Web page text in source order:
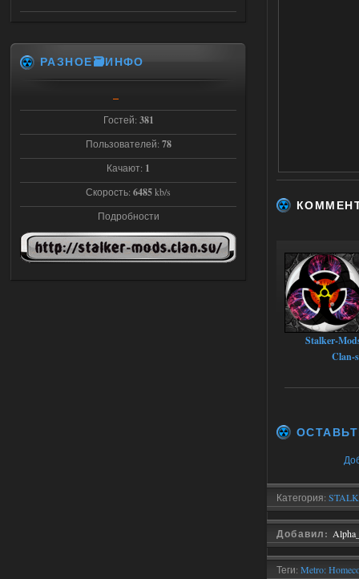
Stalker-
Clan-
Категория:
Добавил:
Теги: Metro:
кнопок по поводу анимаций
Последний рассвет - Эпизод 1
Объединенный Пак 2 + OGSR +
STCoP WP 3.4
22:27
Stalker-Mods-Clan-su
РАЗНОЕ🗃️ИНФО
Гостей: 381
Пользователей: 78
Качают: 1
Скорость: 6485kb/s
Подробности